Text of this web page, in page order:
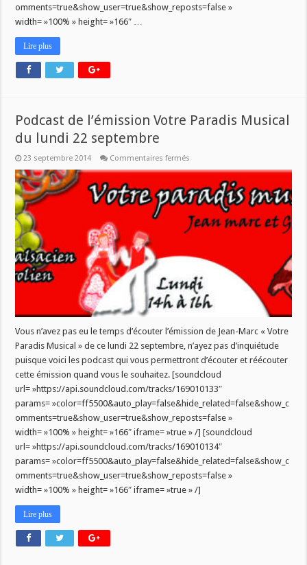
omments=true&show_user=true&show_reposts=false »
width= »100% » height= »166″ …
Lire plus
Podcast de l’émission Votre Paradis Musical
du lundi 22 septembre
23 septembre 2014 Commentaires fermés
de
l’émission
Votre
Paradis
du
lundi
Vous n’avez pas eu le temps d’écouter l’émission de Jean-Marc « Votre
Paradis Musical » de ce lundi 22 septembre, n’ayez pas d’inquiétude
puisque voici les podcast qui vous permettront d’écouter et réécouter
cette émission quand vous le souhaitez. [soundcloud
url= »https://api.soundcloud.com/tracks/169010133″
params= »color=ff5500&auto_play=false&hide_related=false&show_c
omments=true&show_user=true&show_reposts=false »
width= »100% » height= »166″ iframe= »true » /] [soundcloud
url= »https://api.soundcloud.com/tracks/169010134″
params= »color=ff5500&auto_play=false&hide_related=false&show_c
omments=true&show_user=true&show_reposts=false »
width= »100% » height= »166″ iframe= »true » /]
Lire plus